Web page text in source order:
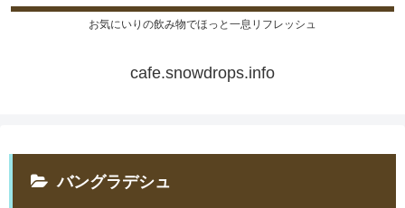
お気にいりの飲み物でほっと一息リフレッシュ
cafe.snowdrops.info
バングラデシュ